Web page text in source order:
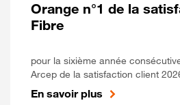
Orange n°1 de la
Fibre
pour la sixième année
Arcep de la satisfaction client
En savoir plus